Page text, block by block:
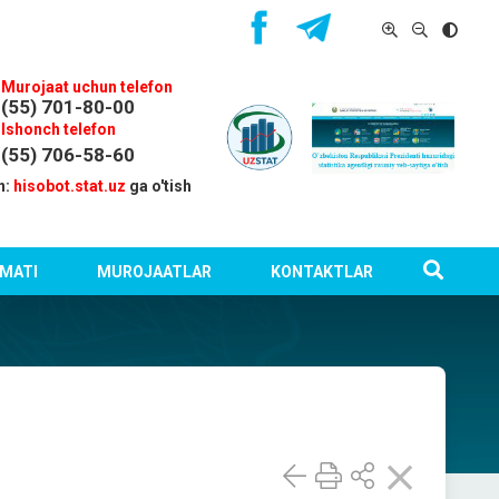
Murojaat uchun telefon
(55) 701-80-00
Ishonch telefon
(55) 706-58-60
hisobot.stat.uz ga o'tish
MUROJAATLAR KONTAKTLAR